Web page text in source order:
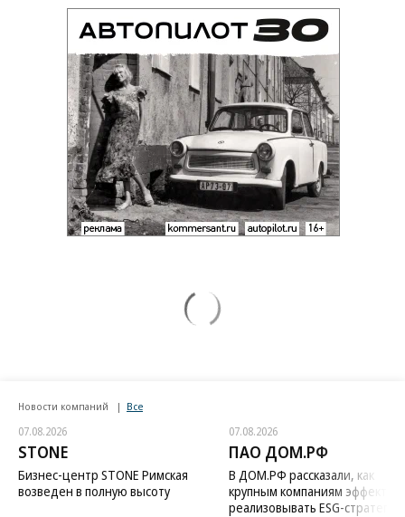
Новости компаний Все
07.08.2026
STONE
Бизнес-центр STONE Римская
возведен в полную высоту
07.08.2026
ПАО ДОМ.РФ
В ДОМ.РФ рассказали, как
крупным компаниям
реализовывать ESG-стратегию